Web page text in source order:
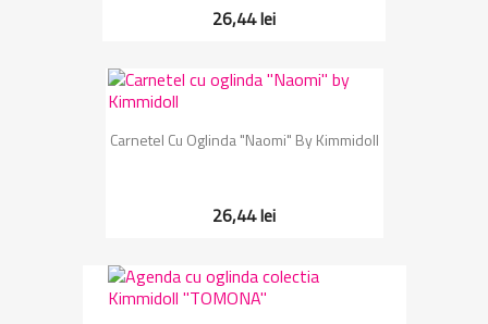
26,44 lei
Carnetel Cu Oglinda "Naomi" By Kimmidoll
26,44 lei